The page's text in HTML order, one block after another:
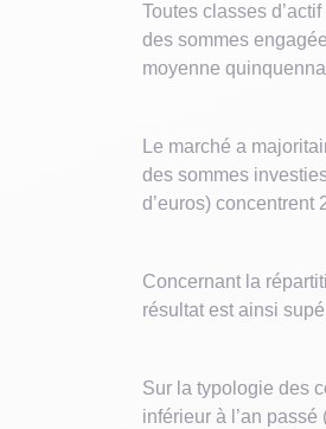
Toutes classes
des sommes
moyenne
Le marché a
des sommes
d’euros) concentrent
Concernant la
résultat est ainsi
Sur la typologie des
inférieur à l’an